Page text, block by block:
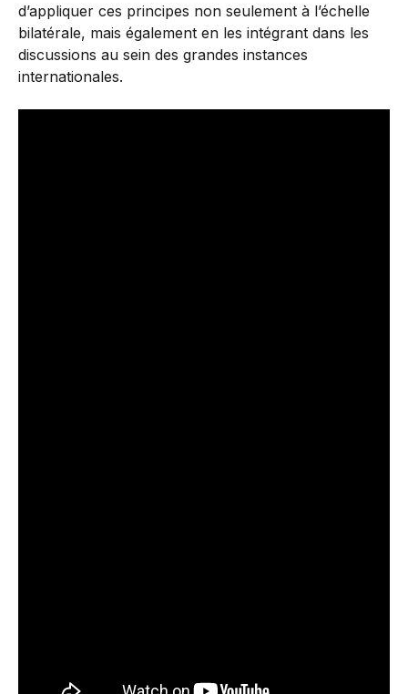
d’appliquer ces principes non seulement à l’échelle
bilatérale, mais également en les intégrant dans les
discussions au sein des grandes instances
internationales.